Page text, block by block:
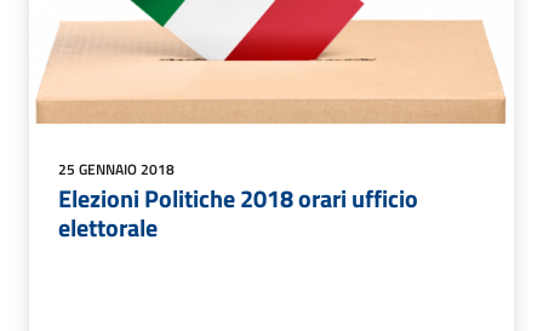
25 GENNAIO 2018
Elezioni Politiche 2018 orari ufficio
elettorale